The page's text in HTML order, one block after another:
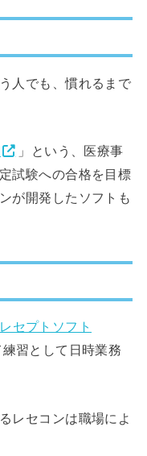
人でも、慣れるまで
」という、医療事
試験への合格を目標
が開発したソフトも
セプトソフト
習として日時業務
レセコンは職場によ